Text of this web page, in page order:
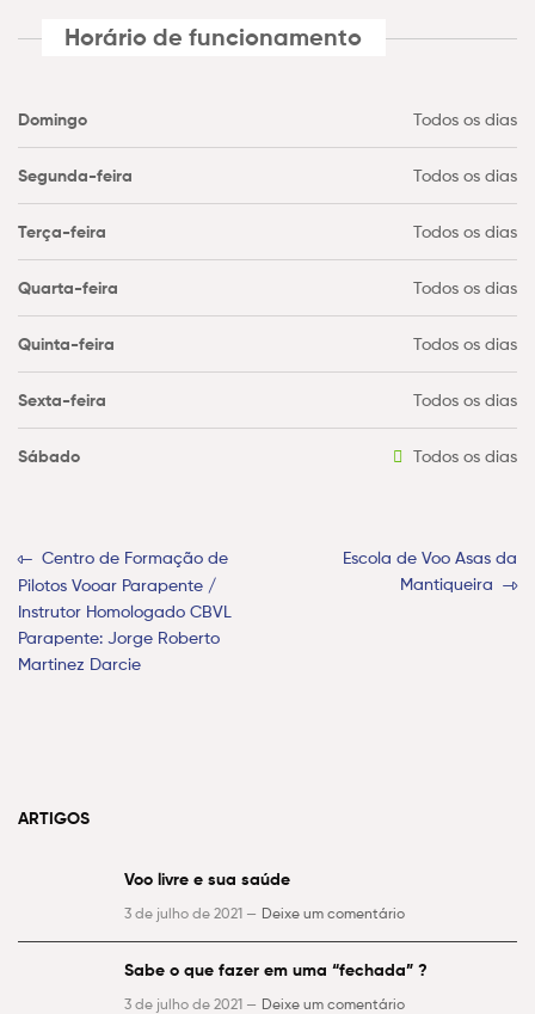
Horário de funcionamento
Domingo Todos os dias
Segunda-feira Todos os dias
Terça-feira Todos os dias
Quarta-feira Todos os dias
Quinta-feira Todos os dias
Sexta-feira Todos os dias
Sábado Todos os dias
Centro de Formação de
Pilotos Vooar Parapente /
Instrutor Homologado CBVL
Parapente: Jorge Roberto
Martinez Darcie
Escola de Voo Asas da
Mantiqueira
ARTIGOS
Voo livre e sua saúde
3 de julho de 2021 — Deixe um comentário
Sabe o que fazer em uma “fechada” ?
3 de julho de 2021 — Deixe um comentário